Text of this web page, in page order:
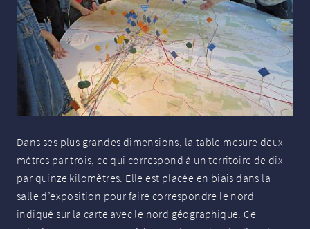
Dans ses plus grandes dimensions, la table mesure deux
mètres par trois, ce qui correspond à un territoire de dix
par quinze kilomètres. Elle est placée en biais dans la
salle d’exposition pour faire correspondre le nord
indiqué sur la carte avec le nord géographique. Ce